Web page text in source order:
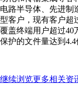
电路半导体、先进制
型客户，现有客户超
覆盖终端用户超过40
保护的文件量达到4.4
继续浏览更多相关资